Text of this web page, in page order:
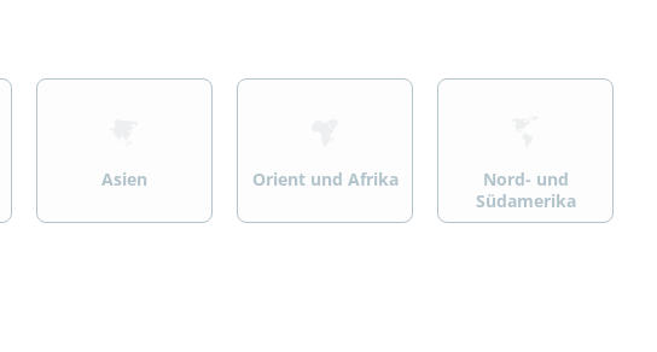
>
Asien
>
Orient und Afrika
>
Nord- und
Südamerika